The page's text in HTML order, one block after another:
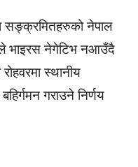
नेपाल
भाइरस नेगेटिभ नआउँदै
स्थानीय
गराउने निर्णय